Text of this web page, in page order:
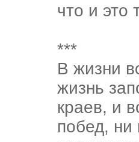
что и это
***
В жизни
жизнь
краев, и
побед, ни